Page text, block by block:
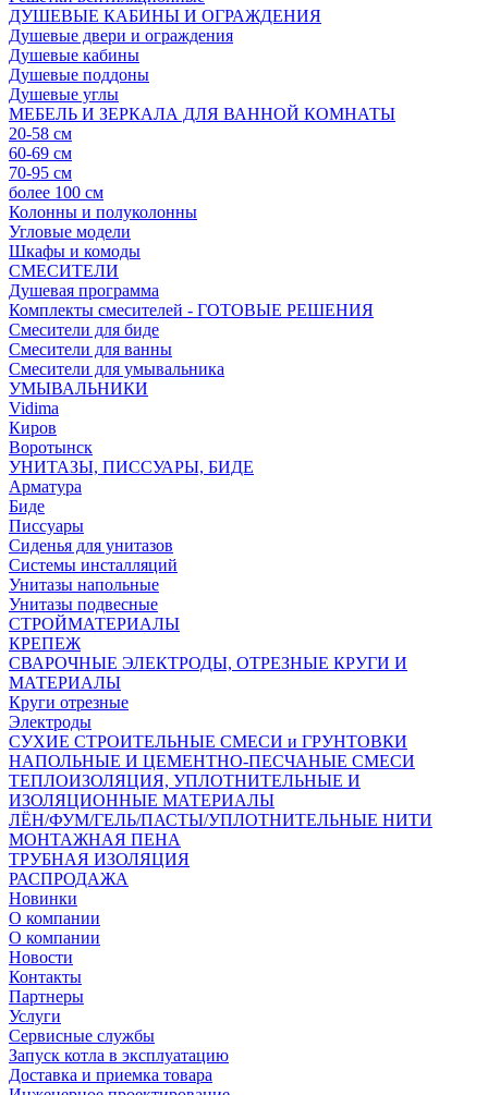
ДУШЕВЫЕ КАБИНЫ И ОГРАЖДЕНИЯ
Душевые двери и ограждения
Душевые кабины
Душевые поддоны
Душевые углы
МЕБЕЛЬ И ЗЕРКАЛА ДЛЯ ВАННОЙ КОМНАТЫ
20-58 см
60-69 см
70-95 см
более 100 см
Колонны и полуколонны
Угловые модели
Шкафы и комоды
СМЕСИТЕЛИ
Душевая программа
Комплекты смесителей - ГОТОВЫЕ РЕШЕНИЯ
Смесители для биде
Смесители для ванны
Смесители для умывальника
УМЫВАЛЬНИКИ
Vidima
Киров
Воротынск
УНИТАЗЫ, ПИССУАРЫ, БИДЕ
Арматура
Биде
Писсуары
Сиденья для унитазов
Системы инсталляций
Унитазы напольные
Унитазы подвесные
СТРОЙМАТЕРИАЛЫ
КРЕПЕЖ
СВАРОЧНЫЕ ЭЛЕКТРОДЫ, ОТРЕЗНЫЕ КРУГИ И
МАТЕРИАЛЫ
Круги отрезные
Электроды
СУХИЕ СТРОИТЕЛЬНЫЕ СМЕСИ и ГРУНТОВКИ
НАПОЛЬНЫЕ И ЦЕМЕНТНО-ПЕСЧАНЫЕ СМЕСИ
ТЕПЛОИЗОЛЯЦИЯ, УПЛОТНИТЕЛЬНЫЕ И
ИЗОЛЯЦИОННЫЕ МАТЕРИАЛЫ
ЛЁН/ФУМ/ГЕЛЬ/ПАСТЫ/УПЛОТНИТЕЛЬНЫЕ НИТИ
МОНТАЖНАЯ ПЕНА
ТРУБНАЯ ИЗОЛЯЦИЯ
РАСПРОДАЖА
Новинки
О компании
О компании
Новости
Контакты
Партнеры
Услуги
Сервисные службы
Запуск котла в эксплуатацию
Доставка и приемка товара